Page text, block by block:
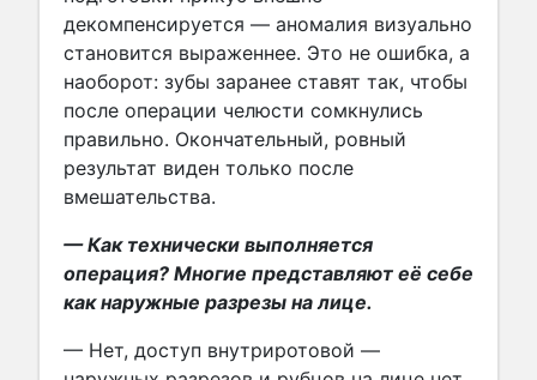
декомпенсируется — аномалия визуально
становится выраженнее. Это не ошибка, а
наоборот: зубы заранее ставят так, чтобы
после операции челюсти сомкнулись
правильно. Окончательный, ровный
результат виден только после
вмешательства.
— Как технически выполняется
операция? Многие представляют её себе
как наружные разрезы на лице.
— Нет, доступ внутриротовой —